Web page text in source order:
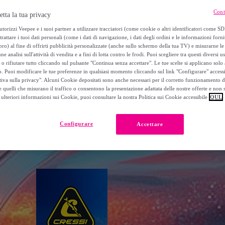
tante proposte a prezzi imperdibili
giornata di lavoro e svolgere un’attività che ci fa stare bene
migliori: che tu stia cercando abbigliamento tecnico per le
passioni con gli amici, su Privalia potrai trovare i migliori
la tua privacy
Veepee e i suoi partner a utilizzare tracciatori (come cookie o altri identificatori come
i tuoi dati personali (come i dati di navigazione, i dati degli ordini e le informazioni
al fine di offrirti pubblicità personalizzate (anche sullo schermo della tua TV) e misurarne le
analisi sull'attività di vendita e a fini di lotta contro le frodi. Puoi scegliere tra questi diversi
rifiutare tutto cliccando sul pulsante "Continua senza accettare". Le tue scelte si applicano solo
Puoi modificare le tue preferenze in qualsiasi momento cliccando sul link "Configurare"
sulla privacy". Alcuni Cookie depositati sono anche necessari per il corretto funzionamento
quelli che misurano il traffico o consentono la presentazione adattata delle nostre offerte e non
ulteriori informazioni sui Cookie, puoi consultare la nostra Politica sui Cookie accessibile QUI.
Accettare
Configurare